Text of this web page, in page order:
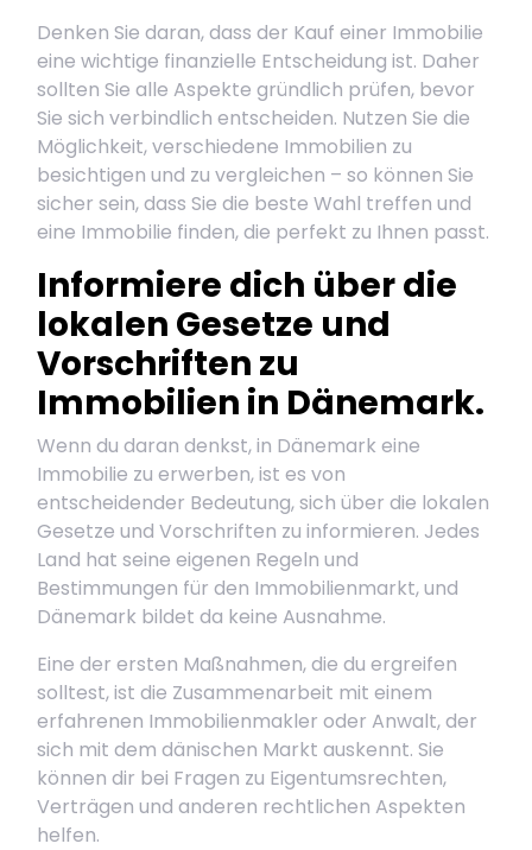
Denken Sie daran, dass der Kauf einer Immobilie
eine wichtige finanzielle Entscheidung ist. Daher
sollten Sie alle Aspekte gründlich prüfen, bevor
Sie sich verbindlich entscheiden. Nutzen Sie die
Möglichkeit, verschiedene Immobilien zu
besichtigen und zu vergleichen – so können Sie
sicher sein, dass Sie die beste Wahl treffen und
eine Immobilie finden, die perfekt zu Ihnen passt.
Informiere dich über die
lokalen Gesetze und
Vorschriften zu
Immobilien in Dänemark.
Wenn du daran denkst, in Dänemark eine
Immobilie zu erwerben, ist es von
entscheidender Bedeutung, sich über die lokalen
Gesetze und Vorschriften zu informieren. Jedes
Land hat seine eigenen Regeln und
Bestimmungen für den Immobilienmarkt, und
Dänemark bildet da keine Ausnahme.
Eine der ersten Maßnahmen, die du ergreifen
solltest, ist die Zusammenarbeit mit einem
erfahrenen Immobilienmakler oder Anwalt, der
sich mit dem dänischen Markt auskennt. Sie
können dir bei Fragen zu Eigentumsrechten,
Verträgen und anderen rechtlichen Aspekten
helfen.